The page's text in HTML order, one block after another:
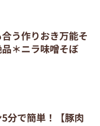
う作りおき万能そ
＊ニラ味噌そぼ
5分で簡単！【豚肉